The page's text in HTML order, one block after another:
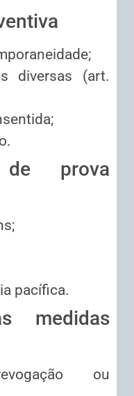
diversas (art.
prova
pacífica.
medidas
ou